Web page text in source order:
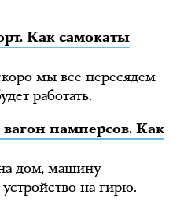
Как самокаты
мы все пересядем
работать.
памперсов. Как
дом, машину
устройство на гирю.